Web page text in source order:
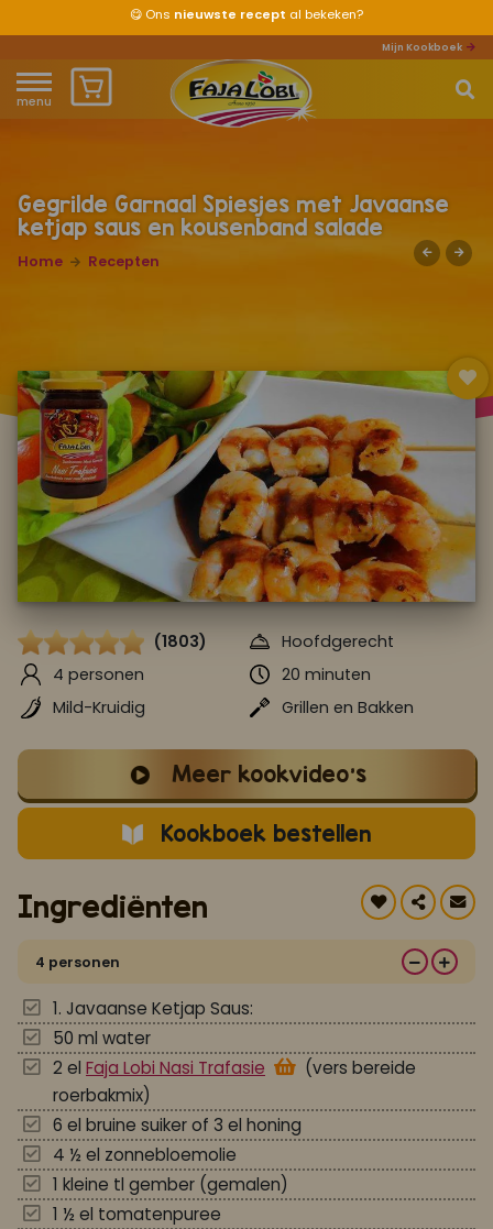
😋 Ons nieuwste recept al bekeken?
Mijn Kookboek
menu
Waar ben je naar op zoek?
Home
Over ons
Mijn kookboek
Zomervakantie 2026
Koop ons bestseller kookboek
Ofklik hierom je aan te melden voor Mijn Kookboek.
Gegrilde Garnaal Spiesjes met Javaanse
ketjap saus en kousenband salade
Home Recepten
(1803)
Hoofdgerecht
4 personen
20 minuten
Mild-Kruidig
Grillen en Bakken
Meer kookvideo's
Kookboek bestellen
Ingrediënten
4 personen
1. Javaanse Ketjap Saus:
50 ml water
2 el Faja Lobi Nasi Trafasie
(vers bereide
roerbakmix)
6 el bruine suiker of 3 el honing
4 ½ el zonnebloemolie
1 kleine tl gember (gemalen)
1 ½ el tomatenpuree